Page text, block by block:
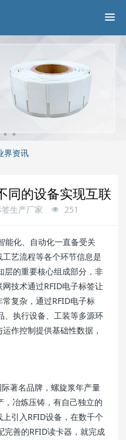
界资讯
同的设备实现互联
生产厂家 251
能化、自动化一直备受关
艺流程等各个环节信息是
层的重要核心组成部分，非
技术通过RFID电子标签让
复杂，通过RFID电子标
、执行设备、工装等多源环
作控制提供基础性数据，
著名品牌，螺旋浆年产量
冶炼压铸，有自己独立的
引入RFID设备，在数千个
完善的RFID读卡器，就完成